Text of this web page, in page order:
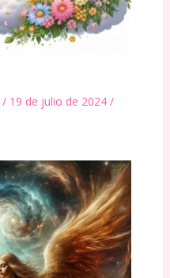
/ 19 de julio de 2024 /